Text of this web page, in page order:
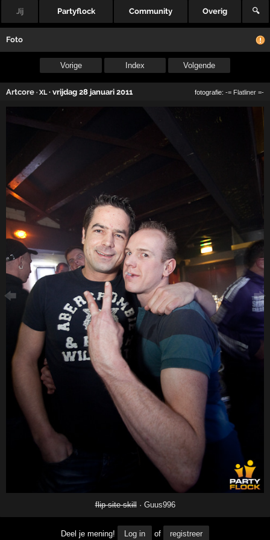
Jij Partyflock Community Overig 🔍
Foto
Vorige Index Volgende
Artcore · XL ·vrijdag 28 januari 2011 fotografie: -= Flatliner =-
flip site skill· Guus996
Deel je mening! Log in of registreer